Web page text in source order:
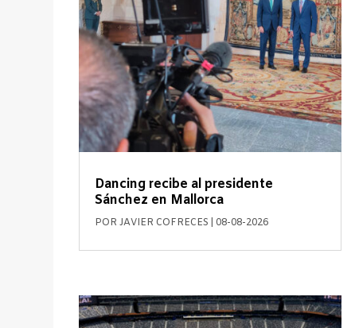
Dancing recibe al presidente
Sánchez en Mallorca
PORJAVIER COFRECES 08-08-2026